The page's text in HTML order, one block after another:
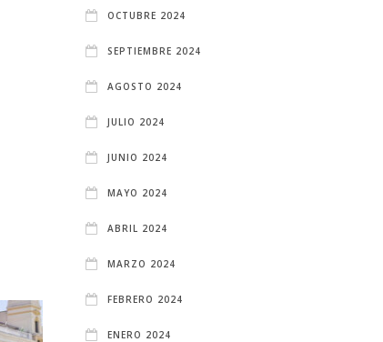
OCTUBRE 2024
SEPTIEMBRE 2024
AGOSTO 2024
JULIO 2024
JUNIO 2024
MAYO 2024
ABRIL 2024
MARZO 2024
FEBRERO 2024
ENERO 2024